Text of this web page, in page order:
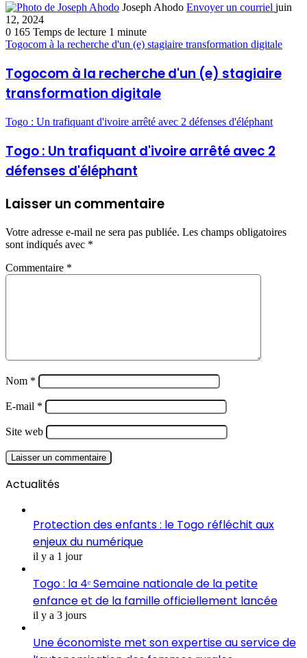
Joseph Ahodo Envoyer un courriel juin
12, 2024
0 165 Temps de lecture 1 minute
Togocom à la recherche d'un (e) stagiaire transformation digitale
Togocom à la recherche d'un (e) stagiaire
transformation digitale
Togo : Un trafiquant d'ivoire arrêté avec 2 défenses d'éléphant
Togo : Un trafiquant d'ivoire arrêté avec 2
défenses d'éléphant
Laisser un commentaire
Votre adresse e-mail ne sera pas publiée. Les champs obligatoires
sont indiqués avec *
Commentaire *
Nom *
E-mail *
Site web
Actualités
Protection des enfants : le Togo réfléchit aux
enjeux du numérique
il y a 1 jour
Togo : la 4ᵉ Semaine nationale de la petite
enfance et de la famille officiellement lancée
il y a 3 jours
Une économiste met son expertise au service de